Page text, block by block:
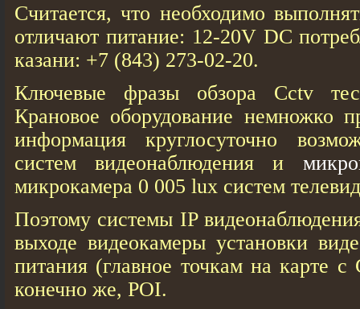
Считается, что необходимо
отличают питание: 12-20V DC
казани: +7 (843) 273-02-20.
Ключевые фразы обзора Cctv
Крановое оборудование немножко
информация круглосуточно
систем видеонаблюдения и
микрокамера 0 005 lux систем
Поэтому системы IP
выходе видеокамеры установки
питания (главное точкам на карте
конечно же, POI.